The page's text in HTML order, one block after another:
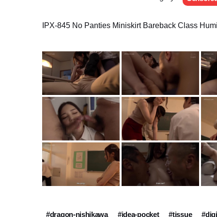
IPX-845 No Panties Miniskirt Bareback Class
#dragon-nishikawa #idea-pocket #tissue